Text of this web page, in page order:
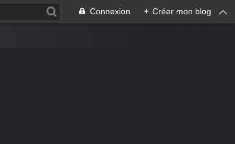
Connexion + Créer mon blog